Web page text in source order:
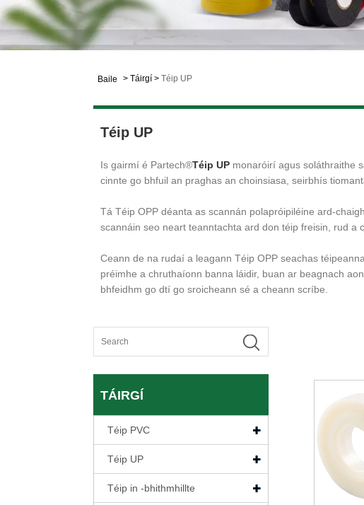
Baile > Táirgí > Téip UP
Téip UP
Is gairmí é Partech®Téip UP monaróirí agus soláthraithe
cinnte go bhfuil an praghas an choinsiasa, seirbhís
Tá Téip OPP déanta as scannán polapróipiléine ard-
scannáin seo neart teanntachta ard don téip freisin, rud a
Ceann de na rudaí a leagann Téip OPP seachas
préimhe a chruthaíonn banna láidir, buan ar beagnach
bhfeidhm go dtí go sroicheann sé a cheann scríbe.
TÁIRGÍ
Téip PVC
Téip UP
Téip in -bhithmhillte